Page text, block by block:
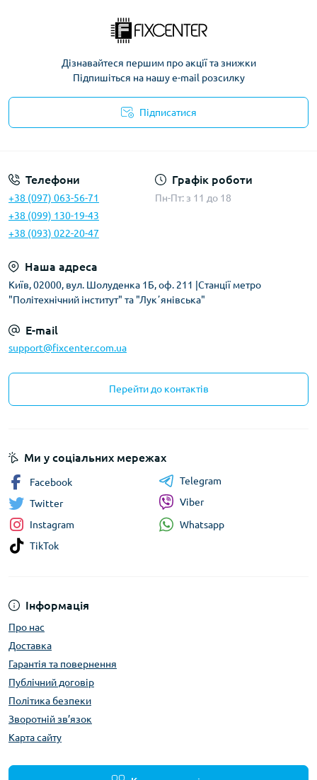
Дізнавайтеся першим про акції та знижки
Підпишіться на нашу e-mail розсилку
Підписатися
Телефони
+38 (097) 063-56-71
+38 (099) 130-19-43
+38 (093) 022-20-47
Графік роботи
Пн-Пт: з 11 до 18
Наша адреса
Київ, 02000, вул. Шолуденка 1Б, оф. 211 |Станції метро
"Політехнічний інститут" та "Лукʼянівська"
E-mail
support@fixcenter.com.ua
Перейти до контактів
Інформація
Про нас
Доставка
Гарантія та повернення
Публічний договір
Політика безпеки
Зворотній зв’язок
Карта сайту
Ми у соціальних мережах
Facebook
Twitter
Instagram
TikTok
Telegram
Viber
Whatsapp